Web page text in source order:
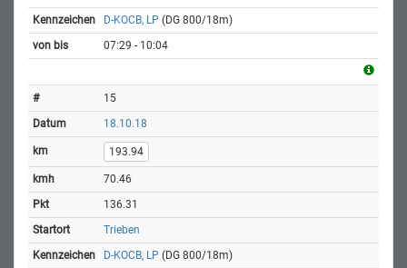
D-KOCB, LP (DG 800/18m)
07:29 - 10:04
15
18.10.18
193.94
70.46
136.31
Trieben
D-KOCB, LP (DG 800/18m)